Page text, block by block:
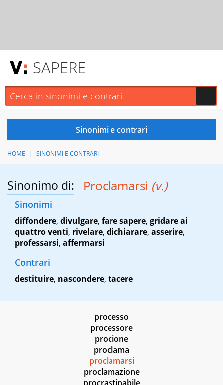
SAPERE
HOME SINONIMI E CONTRARI
Sinonimo di: Proclamarsi (v.)
Sinonimi
diffondere, divulgare, fare sapere, gridare ai
quattro venti, rivelare, dichiarare, asserire,
professarsi, affermarsi
Contrari
destituire, nascondere, tacere
processo
processore
procione
proclama
proclamarsi
proclamazione
procrastinabile